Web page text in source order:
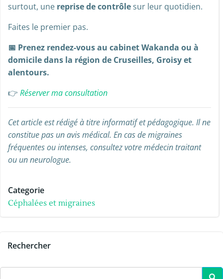
surtout, une reprise de contrôlesur leur quotidien.
Faites le premier pas.
📅 Prenez rendez-vous au cabinet Wakanda ou à
domicile dans la région de Cruseilles, Groisy et
alentours.
👉 Réserver ma consultation
Cet article est rédigé à titre informatif et pédagogique. Il ne
constitue pas un avis médical. En cas de migraines
fréquentes ou intenses, consultez votre médecin traitant
ou un neurologue.
Categorie
Céphalées et migraines
Rechercher